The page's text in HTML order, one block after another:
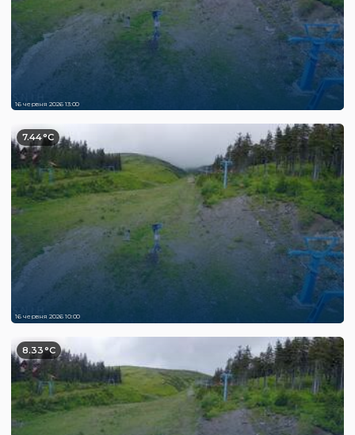
16 червня 2026 13:00
7.44°C
16 червня 2026 10:00
8.33°C